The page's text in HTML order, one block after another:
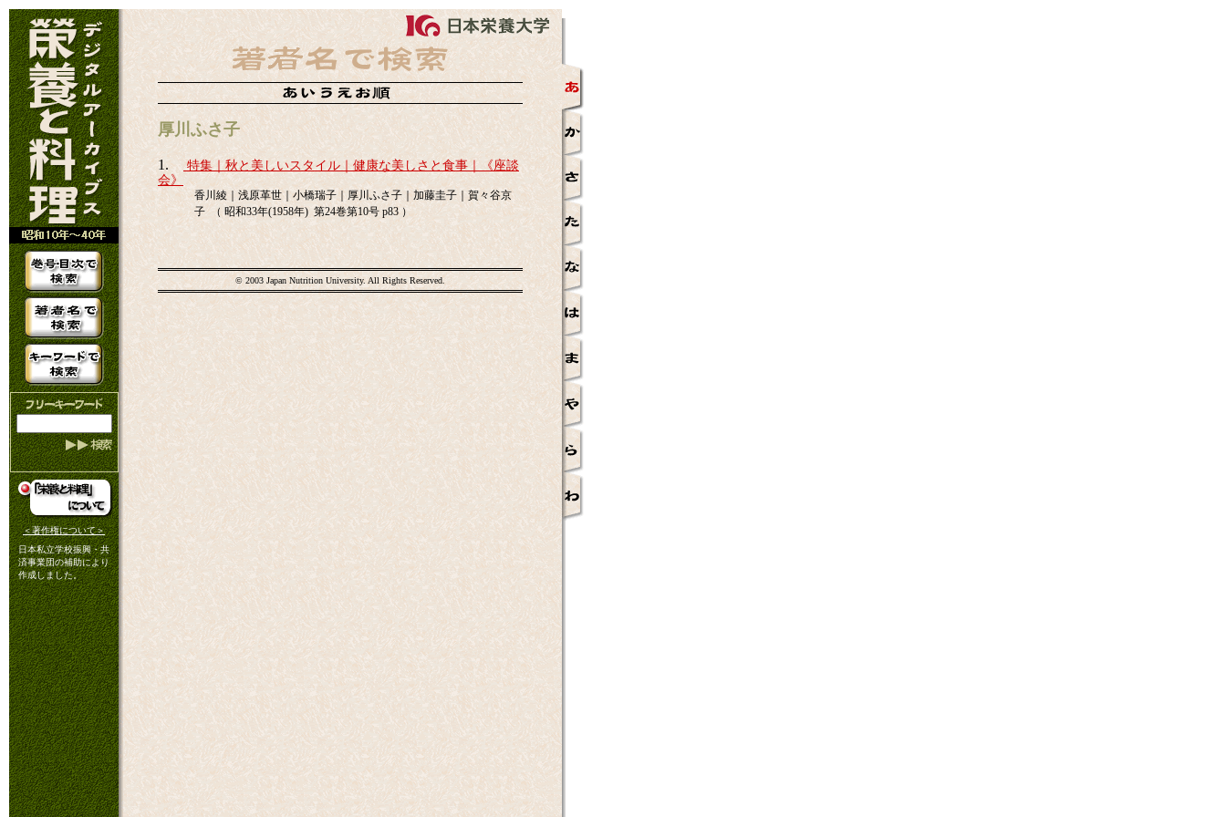
＜著作権について＞
日本私立学校振興・共
済事業団の補助により
作成しました。
厚川ふさ子
1.
特集｜秋と美しいスタイル｜健康な美しさと食事｜《座談
会》
香川綾｜浅原革世｜小橋瑞子｜厚川ふさ子｜加藤圭子｜賀々谷京
子 （ 昭和33年(1958年) 第24巻第10号 p83 ）
© 2003 Japan Nutrition University. All Rights Reserved.